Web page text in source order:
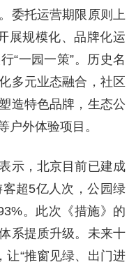
委托运营期限原则上
展规模化、品牌化运
“一园一策”。历史名
多元业态融合，社区
造特色品牌，生态公
户外体验项目。
示，北京目前已建成
超5亿人次，公园绿
。此次《措施》的
系提质升级。未来十
让“推窗见绿、出门进